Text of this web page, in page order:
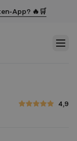
App? 🔥🛒
4,9
4,9 von 5 Sternen